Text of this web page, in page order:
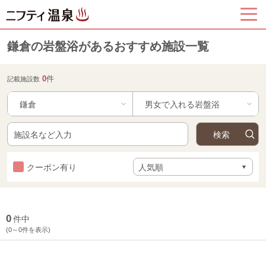
鎌倉の岩盤浴があるおすすめ施設一覧
記載施設数 0件
鎌倉
クーポン有り
0件中
(0～0件を表示)